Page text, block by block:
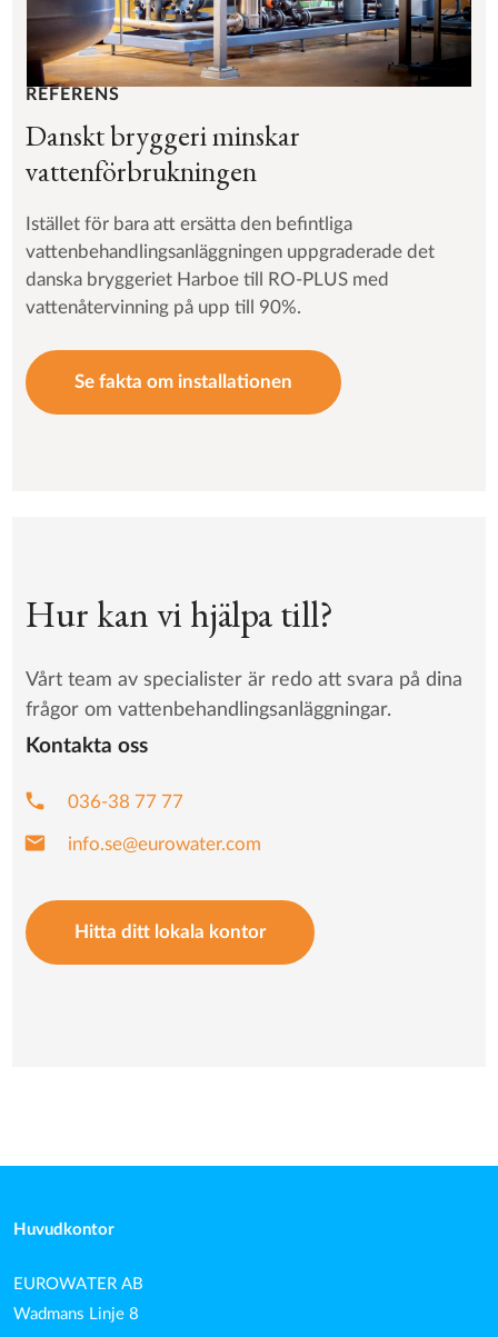
REFERENS
Danskt bryggeri minskar
vattenförbrukningen
Istället för bara att ersätta den befintliga
vattenbehandlingsanläggningen uppgraderade det
danska bryggeriet Harboe till RO-PLUS med
vattenåtervinning på upp till 90%.
Se fakta om installationen
Hur kan vi hjälpa till?
Vårt team av specialister är redo att svara på dina
frågor om vattenbehandlingsanläggningar.
Kontakta oss
phone 036-38 77 77
mail info.se@eurowater.com
Hitta ditt lokala kontor
Huvudkontor
EUROWATER AB
Wadmans Linje 8